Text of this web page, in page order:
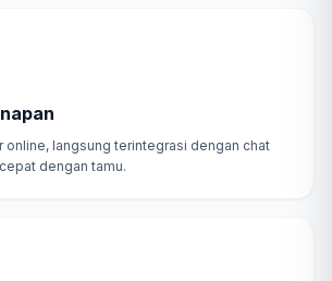
online, langsung terintegrasi dengan chat
dengan tamu.